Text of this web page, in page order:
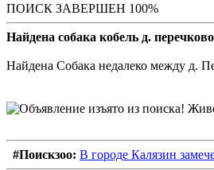
ПОИСК ЗАВЕРШЕН 100%
Найдена собака кобель д.
Найдена Собака недалеко между д.
#Поискзоо: В городе Калязин